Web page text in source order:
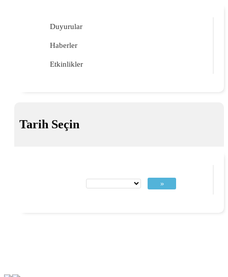
Duyurular
Haberler
Etkinlikler
Tarih Seçin
»